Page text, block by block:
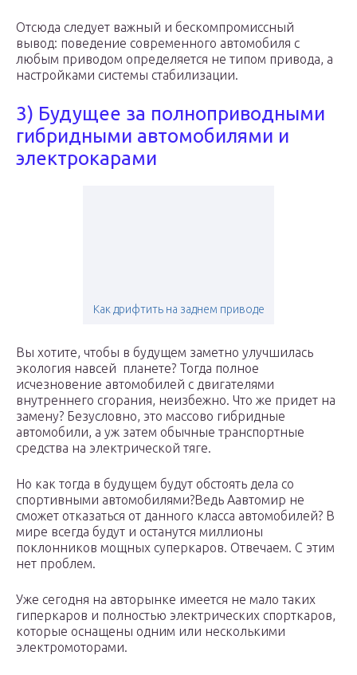
Отсюда следует важный и бескомпромиссный
вывод: поведение современного автомобиля с
любым приводом определяется не типом привода, а
настройками системы стабилизации.
3) Будущее за полноприводными
гибридными автомобилями и
электрокарами
Как дрифтить на заднем приводе
Вы хотите, чтобы в будущем заметно улучшилась
экология навсей планете? Тогда полное
исчезновение автомобилей с двигателями
внутреннего сгорания, неизбежно. Что же придет на
замену? Безусловно, это массово гибридные
автомобили, а уж затем обычные транспортные
средства на электрической тяге.
Но как тогда в будущем будут обстоять дела со
спортивными автомобилями?Ведь Аавтомир не
сможет отказаться от данного класса автомобилей? В
мире всегда будут и останутся миллионы
поклонников мощных суперкаров. Отвечаем. С этим
нет проблем.
Уже сегодня на авторынке имеется не мало таких
гиперкаров и полностью электрических спорткаров,
которые оснащены одним или несколькими
электромоторами.